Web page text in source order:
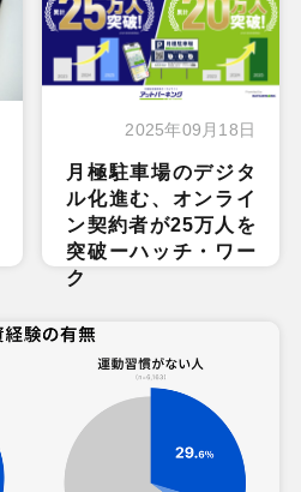
2025年09月18日
月極駐車場のデジタ
ル化進む、オンライ
ン契約者が25万人を
突破ーハッチ・ワー
ク